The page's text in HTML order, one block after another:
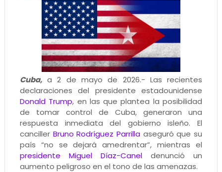
Cuba,a 2 de mayo de 2026.- Las recientes
declaraciones del presidente estadounidense
Donald Trump, en las que plantea la posibilidad
de tomar control de Cuba, generaron una
respuesta inmediata del gobierno isleño. El
canciller Bruno Rodríguez Parrilla aseguró que su
país “no se dejará amedrentar”, mientras el
presidente Miguel Díaz-Canel denunció un
aumento peligroso en el tono de las amenazas.